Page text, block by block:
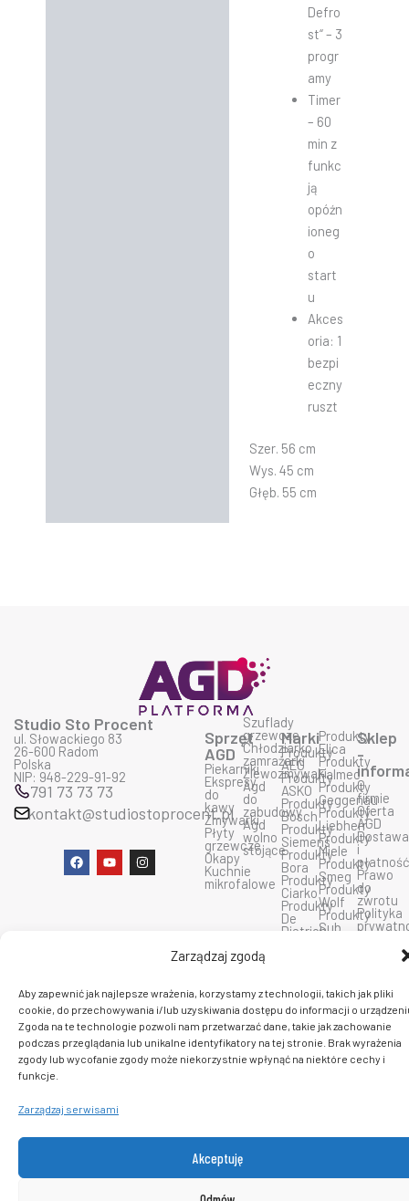
Zarządzaj zgodą
Aby zapewnić jak najlepsze wrażenia, korzystamy z technologii, takich jak pliki
cookie, do przechowywania i/lub uzyskiwania dostępu do informacji o
Zgoda na te technologie pozwoli nam przetwarzać dane, takie jak zachowanie
podczas przeglądania lub unikalne identyfikatory na tej stronie. Brak wyrażenia
zgody lub wycofanie zgody może niekorzystnie wpłynąć na niektóre cechy i
funkcje.
Zarządzaj serwisami
Akceptuję
Defro
st“ – 3
progr
amy
Timer
– 60
min z
funkc
ją
opóźn
ioneg
o
start
u
Akces
oria: 1
bezpi
eczny
ruszt
Szer. 56 cm
Wys. 45 cm
Głęb. 55 cm
Studio Sto Procent
ul. Słowackiego 83
26-600 Radom
Polska
NIP: 948-229-91-92
791 73 73 73
kontakt@studiostoprocent.pl
F
a
c
Y
o
u
I
n
s
Sprzęt
AGD
Piekarniki
Ekspresy
do
kawy
Zmywarki
Płyty
grzewcze
Okapy
Kuchnie
mikrofalowe
Szuflady
grzewcze
Chłodziarko
zamrażarki
Zlewozmywaki
Agd
do
zabudowy
Agd
wolno
stojące
Marki
Produkty
AEG
Produkty
ASKO
Produkty
Bosch
Produkty
Siemens
Produkty
Bora
Produkty
Ciarko
Produkty
De
Dietrich
Produkty
Elica
Produkty
Falmec
Produkty
Geggenau
Produkty
Liebherr
Produkty
Miele
Produkty
Smeg
Produkty
Wolf
Produkty
Sub
Sklep
-
O
firmie
Oferta
AGD
Dostawa
i
Prawo
do
zwrotu
Polityka
Kontakt
C 2026 PlatformaAGD. Wszelkie prawa zastrzeżone.